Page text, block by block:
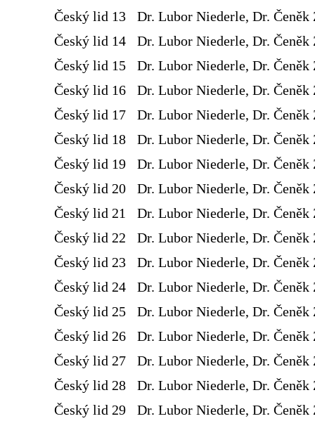
Český lid 13
Dr. Lubor Niederle, Dr. Čeněk
Český lid 14
Dr. Lubor Niederle, Dr. Čeněk
Český lid 15
Dr. Lubor Niederle, Dr. Čeněk
Český lid 16
Dr. Lubor Niederle, Dr. Čeněk
Český lid 17
Dr. Lubor Niederle, Dr. Čeněk
Český lid 18
Dr. Lubor Niederle, Dr. Čeněk
Český lid 19
Dr. Lubor Niederle, Dr. Čeněk
Český lid 20
Dr. Lubor Niederle, Dr. Čeněk
Český lid 21
Dr. Lubor Niederle, Dr. Čeněk
Český lid 22
Dr. Lubor Niederle, Dr. Čeněk
Český lid 23
Dr. Lubor Niederle, Dr. Čeněk
Český lid 24
Dr. Lubor Niederle, Dr. Čeněk
Český lid 25
Dr. Lubor Niederle, Dr. Čeněk
Český lid 26
Dr. Lubor Niederle, Dr. Čeněk
Český lid 27
Dr. Lubor Niederle, Dr. Čeněk
Český lid 28
Dr. Lubor Niederle, Dr. Čeněk
Český lid 29
Dr. Lubor Niederle, Dr. Čeněk